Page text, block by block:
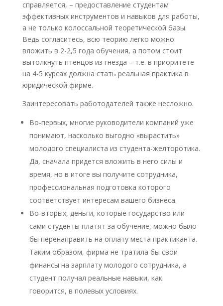
справляется, – предоставление студентам
эффективных инструментов и навыков для работы,
а не только колоссальной теоретической базы.
Ведь согласитесь, всю теорию легко можно
вложить в 2-2,5 года обучения, а потом стоит
вытолкнуть птенцов из гнезда – т.е. в приоритете
на 4-5 курсах должна стать реальная практика в
юридической фирме.
Заинтересовать работодателей также несложно.
Во-первых, многие руководители компаний уже
понимают, насколько выгодно «вырастить»
молодого специалиста из студента-желторотика.
Да, сначала придется вложить в него силы и
время, но в итоге вы получите сотрудника,
профессиональная подготовка которого
соответствует интересам вашего бизнеса.
Во-вторых, деньги, которые государство или
сами студенты платят за обучение, можно было
бы перенаправить на оплату места практиканта.
Таким образом, фирма не тратила бы свои
финансы на зарплату молодого сотрудника, а
студент получал реальные навыки, как
говорится, в полевых условиях.